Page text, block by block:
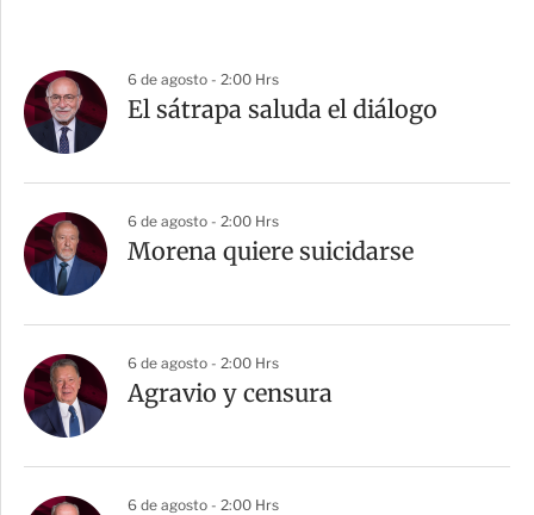
6 de agosto - 2:00 Hrs
El sátrapa saluda el diálogo
6 de agosto - 2:00 Hrs
Morena quiere suicidarse
6 de agosto - 2:00 Hrs
Agravio y censura
6 de agosto - 2:00 Hrs